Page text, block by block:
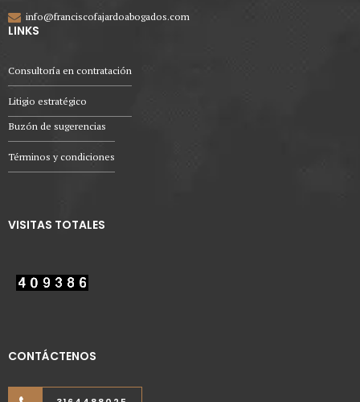
info@franciscofajardoabogados.com
LINKS
Consultoría en contratación
Litigio estratégico
Buzón de sugerencias
Términos y condiciones
VISITAS TOTALES
CONTÁCTENOS